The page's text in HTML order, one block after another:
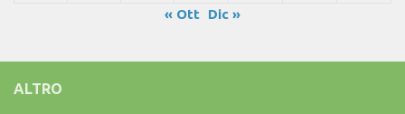
« Ott
Dic »
ALTRO